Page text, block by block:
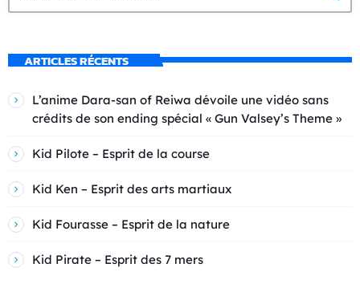
ARTICLES RÉCENTS
L’anime Dara-san of Reiwa dévoile une vidéo sans
crédits de son ending spécial « Gun Valsey’s Theme »
Kid Pilote – Esprit de la course
Kid Ken – Esprit des arts martiaux
Kid Fourasse – Esprit de la nature
Kid Pirate – Esprit des 7 mers